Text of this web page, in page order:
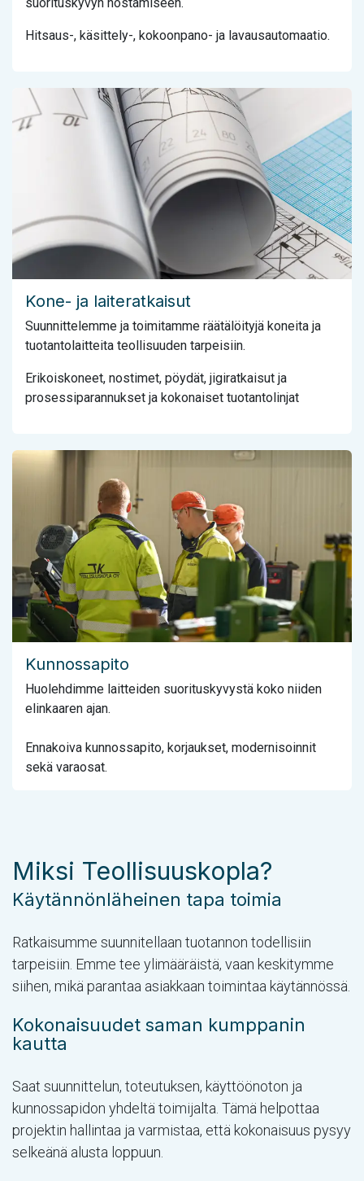
Hitsaus-, käsittely-, kokoonpano- ja lavausautomaatio.
Kone- ja laiteratkaisut
Suunnittelemme ja toimitamme räätälöityjä koneita ja
tuotantolaitteita teollisuuden tarpeisiin.
Erikoiskoneet, nostimet, pöydät, jigiratkaisut ja
prosessiparannukset ja kokonaiset tuotantolinjat
Kunnossapito
Huolehdimme laitteiden suorituskyvystä koko niiden
elinkaaren ajan.
Ennakoiva kunnossapito, korjaukset, modernisoinnit
sekä varaosat.
Miksi Teollisuuskopla?
Käytännönläheinen tapa toimia
Ratkaisumme suunnitellaan tuotannon todellisiin
tarpeisiin. Emme tee ylimääräistä, vaan keskitymme
siihen, mikä parantaa asiakkaan toimintaa käytännössä.
Kokonaisuudet saman kumppanin
kautta
Saat suunnittelun, toteutuksen, käyttöönoton ja
kunnossapidon yhdeltä toimijalta. Tämä helpottaa
projektin hallintaa ja varmistaa, että kokonaisuus pysyy
selkeänä alusta loppuun.